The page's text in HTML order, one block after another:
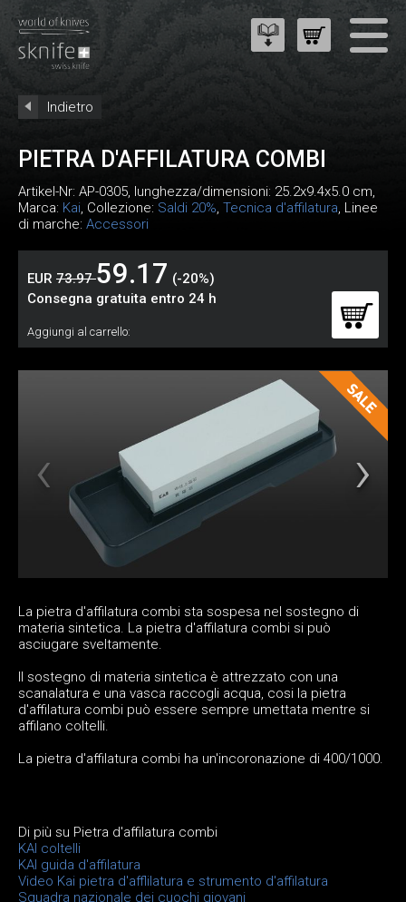
Indietro
PIETRA D'AFFILATURA COMBI
Artikel-Nr: AP-0305, lunghezza/dimensioni: 25.2x9.4x5.0 cm,
Marca: Kai, Collezione: Saldi 20%, Tecnica d'affilatura, Linee
di marche: Accessori
EUR 73.9759.17 (-20%)
Consegna gratuita entro 24 h
Aggiungi al carrello:
La pietra d'affilatura combi sta sospesa nel sostegno di
materia sintetica. La pietra d'affilatura combi si può
asciugare sveltamente.
Il sostegno di materia sintetica è attrezzato con una
scanalatura e una vasca raccogli acqua, cosi la pietra
d'affilatura combi può essere sempre umettata mentre si
affilano coltelli.
La pietra d'affilatura combi ha un'incoronazione di 400/1000.
Di più su Pietra d'affilatura combi
KAI coltelli
KAI guida d'affilatura
Video Kai pietra d'afflilatura e strumento d'affilatura
Squadra nazionale dei cuochi giovani